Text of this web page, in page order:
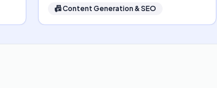
📠Content Generation & SEO